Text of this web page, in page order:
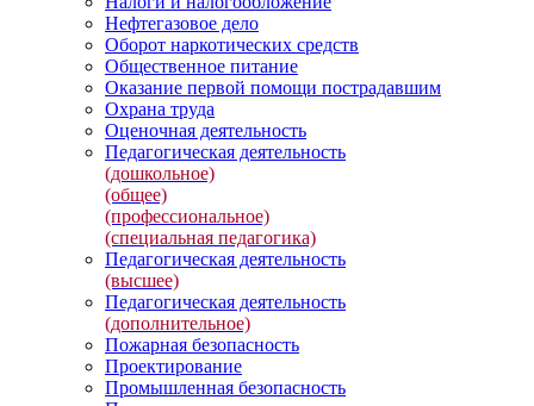
Нефтегазовое дело
Оборот наркотических средств
Общественное питание
Оказание первой помощи пострадавшим
Охрана труда
Оценочная деятельность
Педагогическая деятельность
(дошкольное)
(общее)
(профессиональное)
(специальная педагогика)
Педагогическая деятельность
(высшее)
Педагогическая деятельность
(дополнительное)
Пожарная безопасность
Проектирование
Промышленная безопасность